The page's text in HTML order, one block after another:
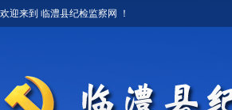
欢迎来到 临澧县纪检监察网 ！